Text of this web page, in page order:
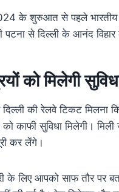
के शुरुआत से पहले भारतीय
पटना से दिल्ली के आनंद
को मिलेगी
दिल्ली की रेलवे टिकट मिलना
को काफी सुविधा मिलेगी।
कर लेंगे।
के लिए आपको साफ तौर पर